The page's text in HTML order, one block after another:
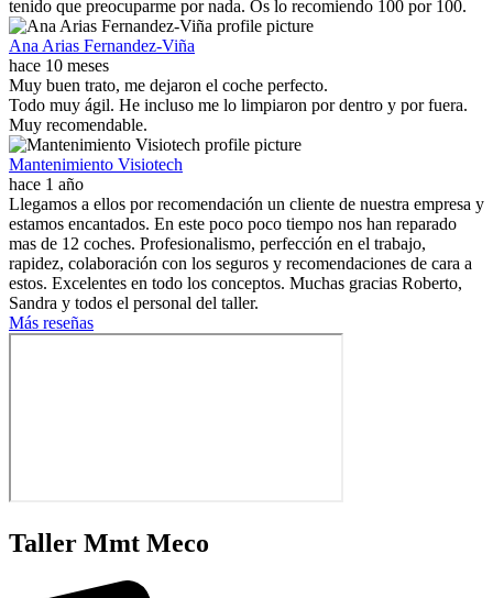
tenido que preocuparme por nada. Os lo recomiendo 100 por 100.
Ana Arias Fernandez-Viña
hace 10 meses
Muy buen trato, me dejaron el coche perfecto.
Todo muy ágil. He incluso me lo limpiaron por dentro y por fuera.
Muy recomendable.
Mantenimiento Visiotech
hace 1 año
Llegamos a ellos por recomendación un cliente de nuestra empresa y
estamos encantados. En este poco poco tiempo nos han reparado
mas de 12 coches. Profesionalismo, perfección en el trabajo,
rapidez, colaboración con los seguros y recomendaciones de cara a
estos. Excelentes en todo los conceptos. Muchas gracias Roberto,
Sandra y todos el personal del taller.
Más reseñas
Taller Mmt Meco